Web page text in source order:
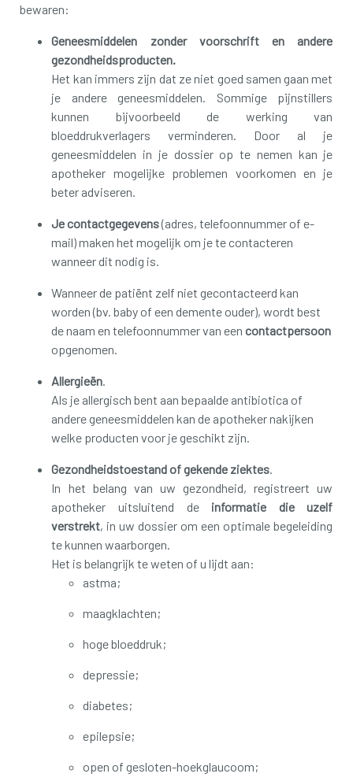
bewaren:
Geneesmiddelen zonder voorschrift en andere
gezondheidsproducten.
Het kan immers zijn dat ze niet goed samen gaan met
je andere geneesmiddelen. Sommige pijnstillers
kunnen bijvoorbeeld de werking van
bloeddrukverlagers verminderen. Door al je
geneesmiddelen in je dossier op te nemen kan je
apotheker mogelijke problemen voorkomen en je
beter adviseren.
Je contactgegevens(adres, telefoonnummer of e-
mail) maken het mogelijk om je te contacteren
wanneer dit nodig is.
Wanneer de patiënt zelf niet gecontacteerd kan
worden (bv. baby of een demente ouder), wordt best
de naam en telefoonnummer van eencontactpersoon
opgenomen.
Allergieën
Als je allergisch bent aan bepaalde antibiotica of
andere geneesmiddelen kan de apotheker nakijken
welke producten voor je geschikt zijn.
Gezondheidstoestand of gekende ziektes
In het belang van uw gezondheid, registreert uw
apotheker uitsluitend deinformatie die uzelf
verstrekt, in uw dossier om een optimale begeleiding
te kunnen waarborgen.
Het is belangrijk te weten of u lijdt aan:
astma;
maagklachten;
hoge bloeddruk;
depressie;
diabetes;
epilepsie;
open of gesloten-hoekglaucoom;